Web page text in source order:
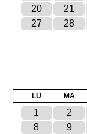
20
21
27
28
LU MA
1 2
8
9